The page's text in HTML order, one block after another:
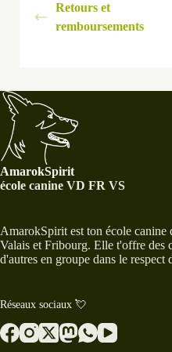
Retours et
remboursements
AmarokSpirit
école canine VD FR VS
AmarokSpirit est ton école canine
Valais et Fribourg. Elle t'offre des
d'autres en groupe dans le respect
Réseaux sociaux 💘